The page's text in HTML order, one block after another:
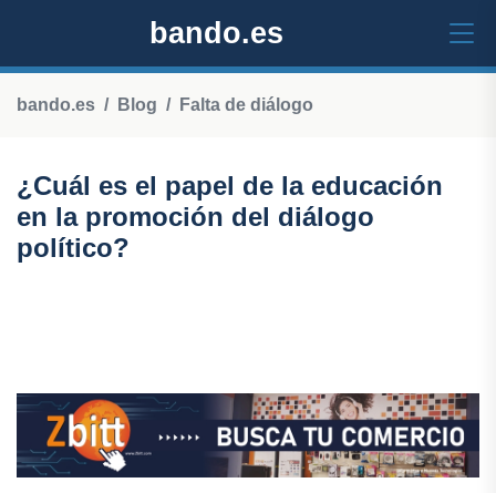
bando.es
bando.es Blog Falta de diálogo
¿Cuál es el papel de la educación
en la promoción del diálogo
político?